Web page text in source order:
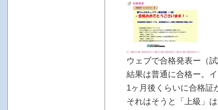
ウェブで合格発表ー（
結果は普通に合格ー。
1ヶ月後くらいに合格証
それはそうと「上級」